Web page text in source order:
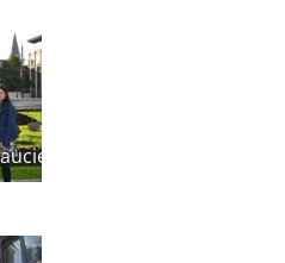
uz Franciju